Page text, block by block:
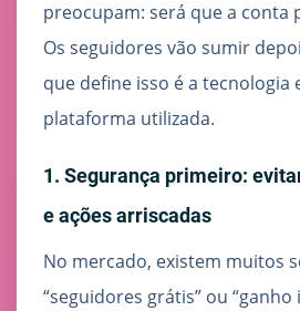
preocupam: será que a conta
Os seguidores vão sumir
que define isso é a tecnologia
plataforma utilizada.
1. Segurança primeiro:
e ações arriscadas
No mercado, existem muitos
“seguidores grátis” ou